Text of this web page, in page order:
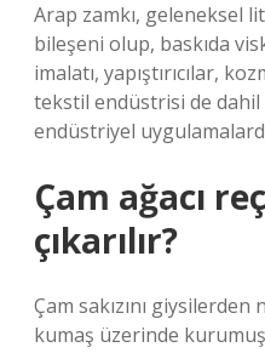
Arap zamkı, geleneksel
bileşeni olup, baskıda
imalatı, yapıştırıcılar,
tekstil endüstrisi de
endüstriyel
Çam ağacı
çıkarılır?
Çam sakızını giysilerden
kumaş üzerinde kurumuş